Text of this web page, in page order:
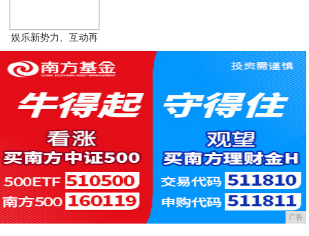
娱乐新势力、互动再
升
广告